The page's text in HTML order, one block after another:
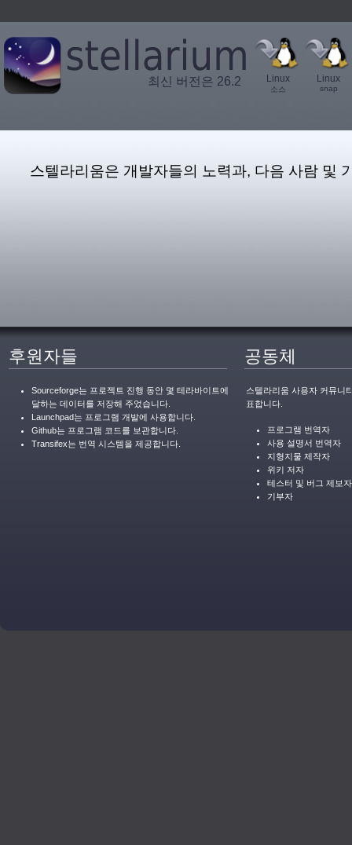
최신 버전은 26.2 Linux
소스
Linux
snap
스텔라리움은 개발자들의 노력과, 다음 사람 및
후원자들
Sourceforge는 프로젝트 진행 동안 몇 테라바이트에
달하는 데이터를 저장해 주었습니다.
Launchpad는 프로그램 개발에 사용합니다.
Github는 프로그램 코드를 보관합니다.
Transifex는 번역 시스템을 제공합니다.
공동체
스텔라리움 사용자 커뮤니
표합니다.
프로그램 번역자
사용 설명서 번역자
지형지물 제작자
위키 저자
테스터 및 버그 제보자
기부자